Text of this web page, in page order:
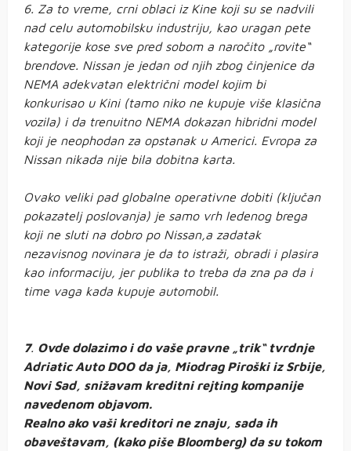
6. Za to vreme, crni oblaci iz Kine koji su se nadvili
nad celu automobilsku industriju, kao uragan pete
kategorije kose sve pred sobom a naročito „rovite“
brendove. Nissan je jedan od njih zbog činjenice da
NEMA adekvatan električni model kojim bi
konkurisao u Kini (tamo niko ne kupuje više klasična
vozila) i da trenuitno NEMA dokazan hibridni model
koji je neophodan za opstanak u Americi. Evropa za
Nissan nikada nije bila dobitna karta.
Ovako veliki pad globalne operativne dobiti (ključan
pokazatelj poslovanja) je samo vrh ledenog brega
koji ne sluti na dobro po Nissan,a zadatak
nezavisnog novinara je da to istraži, obradi i plasira
kao informaciju, jer publika to treba da zna pa da i
time vaga kada kupuje automobil.
7. Ovde dolazimo i do vaše pravne „trik“ tvrdnje
Adriatic Auto DOO da ja, Miodrag Piroški iz Srbije,
Novi Sad, snižavam kreditni rejting kompanije
navedenom objavom.
Realno ako vaši kreditori ne znaju, sada ih
obaveštavam, (kako piše Bloomberg) da su tokom